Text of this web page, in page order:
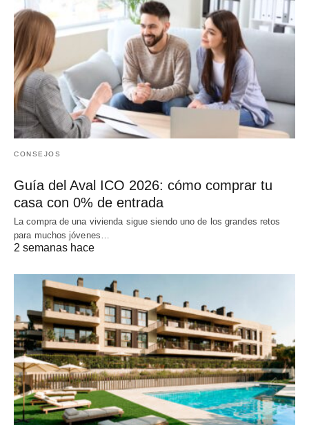
CONSEJOS
Guía del Aval ICO 2026: cómo comprar tu
casa con 0% de entrada
La compra de una vivienda sigue siendo uno de los grandes retos
para muchos jóvenes…
2 semanas hace